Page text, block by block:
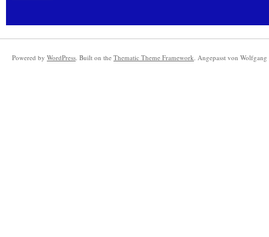
Powered by WordPress. Built on the Thematic Theme Framework. Angepasst von